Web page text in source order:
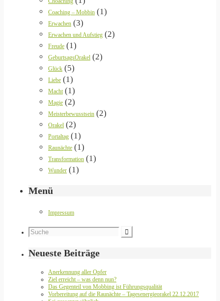
Coaching – Mobbin (1)
Erwachen (3)
Erwachen und Aufstieg (2)
Freude (1)
GeburtsagsOrakel (2)
Glück (5)
Liebe (1)
Macht(1)
Magie (2)
Meisterbewusstsein (2)
Orakel (2)
Portaltag (1)
Raunächte (1)
Transformation (1)
Wunder (1)
Menü
Impressum
Neueste Beiträge
Anerkennung aller Opfer
Ziel erreicht – was denn nun?
Das Gegenteil von Mobbing ist Führungsqualität
Vorbereitung auf die Raunächte – Tagesenergieorakel 22.12.2017